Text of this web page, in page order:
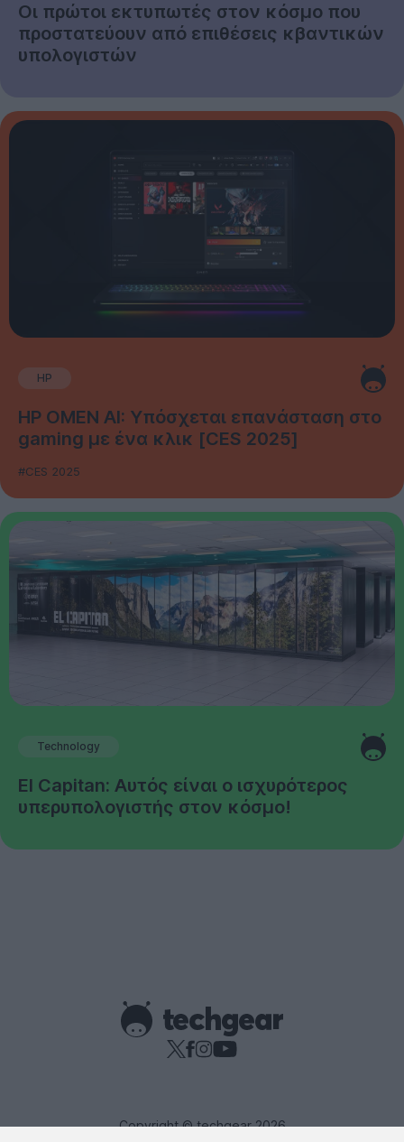
Οι πρώτοι εκτυπωτές στον κόσμο που
προστατεύουν από επιθέσεις κβαντικών
υπολογιστών
HP
HP OMEN AI: Υπόσχεται επανάσταση στο
gaming με ένα κλικ [CES 2025]
#CES 2025
Technology
El Capitan: Αυτός είναι ο ισχυρότερος
υπερυπολογιστής στον κόσμο!
Copyright © techgear 2026